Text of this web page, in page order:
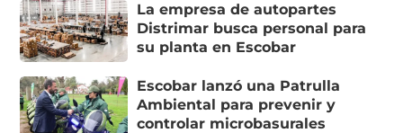
La empresa de autopartes
Distrimar busca personal para
su planta en Escobar
Escobar lanzó una Patrulla
Ambiental para prevenir y
controlar microbasurales